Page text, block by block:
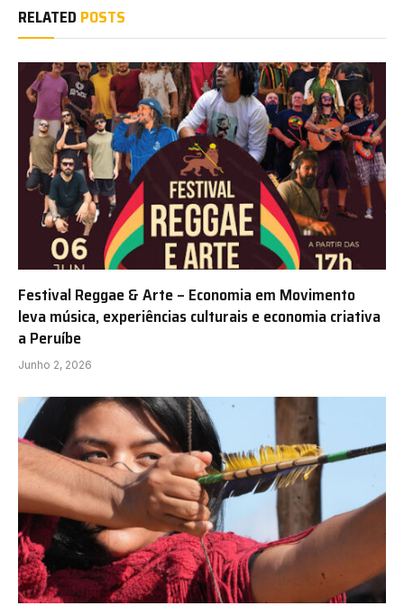
RELATED POSTS
Festival Reggae & Arte – Economia em Movimento
leva música, experiências culturais e economia criativa
a Peruíbe
Junho 2, 2026